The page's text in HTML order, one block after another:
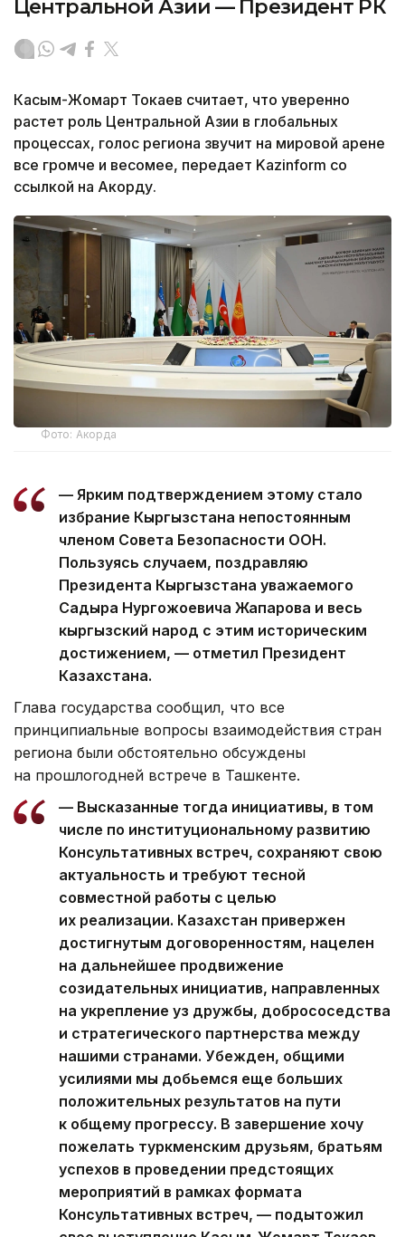
Центральной Азии — Президент РК
Касым-Жомарт Токаев считает, что уверенно
растет роль Центральной Азии в глобальных
процессах, голос региона звучит на мировой арене
все громче и весомее, передает Kazinform со
ссылкой на Акорду.
Фото: Акорда
— Ярким подтверждением этому стало
избрание Кыргызстана непостоянным
членом Совета Безопасности ООН.
Пользуясь случаем, поздравляю
Президента Кыргызстана уважаемого
Садыра Нургожоевича Жапарова и весь
кыргызский народ с этим историческим
достижением, — отметил Президент
Казахстана.
Глава государства сообщил, что все
принципиальные вопросы взаимодействия стран
региона были обстоятельно обсуждены
на прошлогодней встрече в Ташкенте.
— Высказанные тогда инициативы, в том
числе по институциональному развитию
Консультативных встреч, сохраняют свою
актуальность и требуют тесной
совместной работы с целью
их реализации. Казахстан привержен
достигнутым договоренностям, нацелен
на дальнейшее продвижение
созидательных инициатив, направленных
на укрепление уз дружбы, добрососедства
и стратегического партнерства между
нашими странами. Убежден, общими
усилиями мы добьемся еще больших
положительных результатов на пути
к общему прогрессу. В завершение хочу
пожелать туркменским друзьям, братьям
успехов в проведении предстоящих
мероприятий в рамках формата
Консультативных встреч, — подытожил